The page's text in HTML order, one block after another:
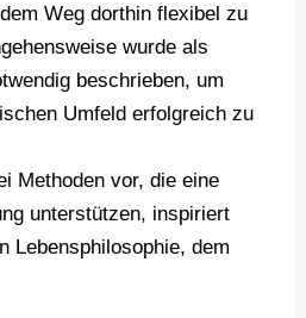
Weg dorthin flexibel zu
wurde als
beschrieben, um
Umfeld erfolgreich zu
Methoden vor, die eine
unterstützen, inspiriert
Lebensphilosophie, dem